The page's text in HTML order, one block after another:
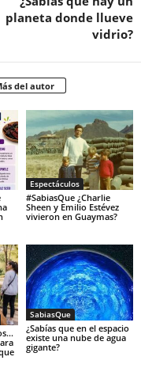
planeta donde llueve
vidrio?
del autor
Espectáculos
#SabiasQue ¿Charlie
Sheen y Emilio Estévez
vivieron en Guaymas?
SabiasQue
¿Sabías que en el espacio
existe una nube de agua
gigante?